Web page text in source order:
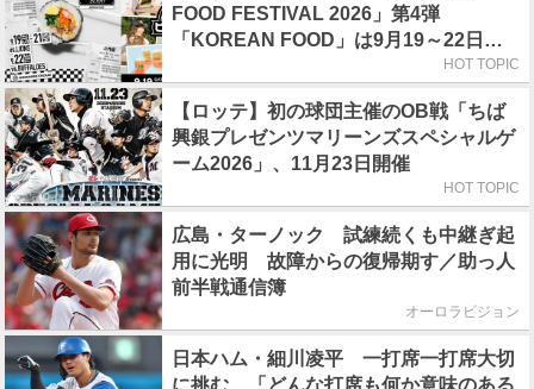
FOOD FESTIVAL 2026」第4弾
「KOREAN FOOD」は9月19～22日／
HOT TOPIC
【ロッテ】初の球団主催のOB戦「ちば
興銀プレゼンツマリーンズスペシャルゲ
ーム2026」、11月23日開催
HOT TOPIC
広島・ターノック 試練続くも中継ぎ起
用に光明 故障からの復帰期す／助っ人
前半戦通信簿
オーロラビジョン
日本ハム・細川凌平 一打席一打席大切